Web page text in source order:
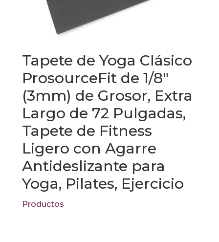
Tapete de Yoga Clásico
ProsourceFit de 1/8″
(3mm) de Grosor, Extra
Largo de 72 Pulgadas,
Tapete de Fitness
Ligero con Agarre
Antideslizante para
Yoga, Pilates, Ejercicio
Productos